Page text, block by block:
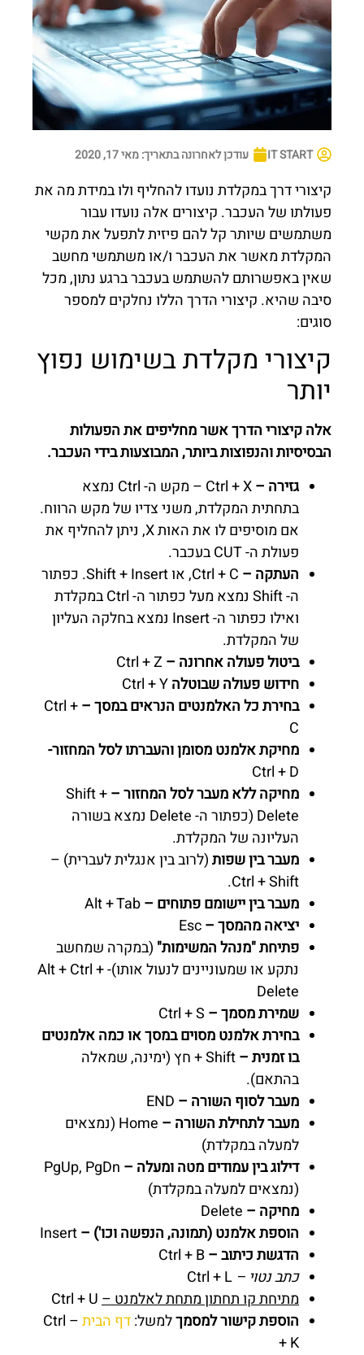
IT START עודכן לאחרונה בתאריך:מאי 17, 2020
קיצורי דרך במקלדת נועדו להחליף ולו במידת מה את
פעולתו של העכבר. קיצורים אלה נועדו עבור
משתמשים שיותר קל להם פיזית לתפעל את מקשי
המקלדת מאשר את העכבר ו/או משתמשי מחשב
שאין באפשרותם להשתמש בעכבר ברגע נתון, מכל
סיבה שהיא. קיצורי הדרך הללו נחלקים למספר
סוגים:
קיצורי מקלדת בשימוש נפוץ
יותר
אלה קיצורי הדרך אשר מחליפים את הפעולות
הבסיסיות והנפוצות ביותר, המבוצעות בידי העכבר.
גזירה –
Ctrl + X – מקש ה- Ctrl נמצא
בתחתית המקלדת, משני צדיו של מקש הרווח.
אם מוסיפים לו את האות X, ניתן להחליף את
פעולת ה- CUT בעכבר.
העתקה –
Ctrl + C, או Shift + Insert. כפתור
ה- Shift נמצא מעל כפתור ה- Ctrl במקלדת
ואילו כפתור ה- Insert נמצא בחלקה העליון
של המקלדת.
ביטול פעולה אחרונה –
חידוש פעולה שבוטלה
בחירת כל האלמנטים הנראים במסך –Ctrl +
C
מחיקת אלמנט מסומן והעברתו לסל המחזור-
Ctrl + D
מחיקה ללא מעבר לסל המחזור –Shift +
Delete (כפתור ה- Delete נמצא בשורה
העליונה של המקלדת.
מעבר בין שפות(לרוב בין אנגלית לעברית) –
Ctrl + Shift.
מעבר בין יישומם פתוחים –
יציאה מהמסך –
פתיחת "מנהל המשימות" (במקרה שמחשב
נתקע או שמעוניינים לנעול אותו)- Alt + Ctrl +
Delete
שמירת מסמך –
בחירת אלמנט מסוים במסך או כמה אלמנטים
בו זמנית –
Shift + חץ (ימינה, שמאלה
בהתאם).
מעבר לסוף השורה –
מעבר לתחילת השורה –
Home (נמצאים
למעלה במקלדת)
דילוג בין עמודים מטה ומעלה – PgUp, PgDn
(נמצאים למעלה במקלדת)
מחיקה –
הוספת אלמנט (תמונה, הנפשה וכו') –
הדגשת כיתוב –
כתב נטוי –
מתיחת קו תחתון מתחת לאלמנט –
הוספת קישור למסמךלמשל:דף הבית
– Ctrl
+ K